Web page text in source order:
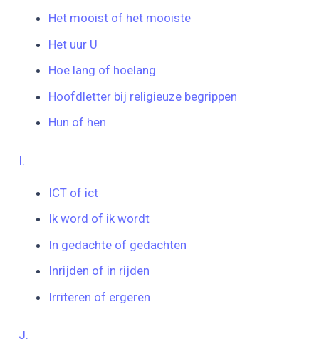
Het mooist of het mooiste
Het uur U
Hoe lang of hoelang
Hoofdletter bij religieuze begrippen
Hun of hen
I.
ICT of ict
Ik word of ik wordt
In gedachte of gedachten
Inrijden of in rijden
Irriteren of ergeren
J.